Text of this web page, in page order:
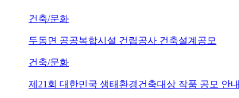
건축/문화
두동면 공공복합시설 건립공사 건축설계공모
건축/문화
제21회 대한민국 생태환경건축대상 작품 공모 안내